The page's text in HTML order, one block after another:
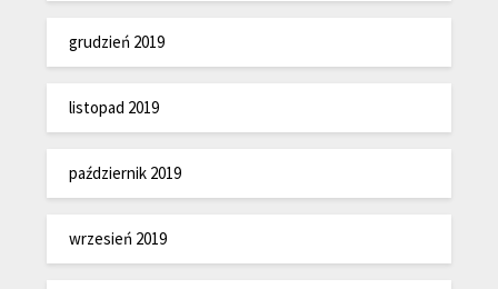
grudzień 2019
listopad 2019
październik 2019
wrzesień 2019